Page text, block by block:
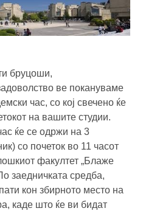
бруцоши,
ве покануваме
час, со кој свечено ќе
на вашите студии.
ќе се одржи на 3
со почеток во 11 часот
факултет „Блаже
заедничката средба,
кон збирното место на
каде што ќе ви бидат